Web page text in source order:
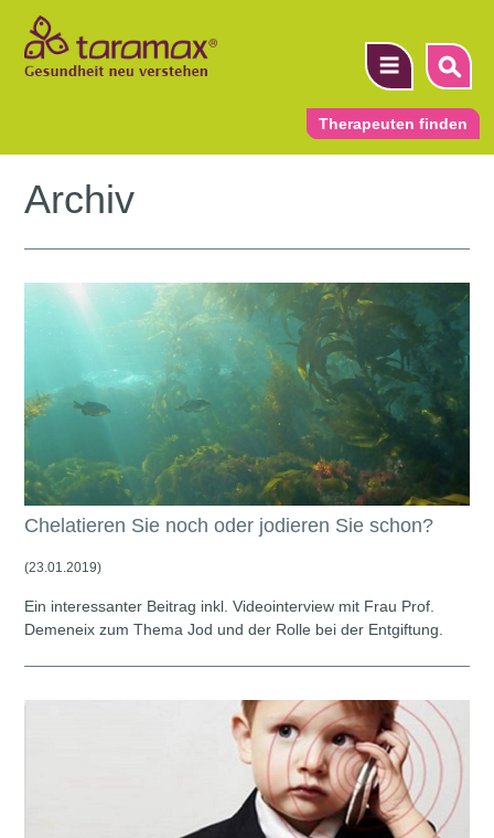
Therapeuten finden
▼
Archiv
Chelatieren Sie noch oder jodieren Sie schon?
(23.01.2019)
Ein interessanter Beitrag inkl. Videointerview mit Frau Prof.
Demeneix zum Thema Jod und der Rolle bei der Entgiftung.